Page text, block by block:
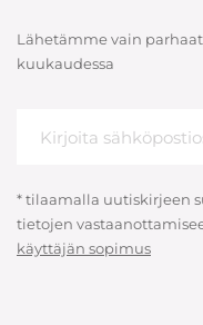
Lähetämme vain
kuukaudessa
* tilaamalla uutiskirjeen
tietojen
käyttäjän sopimus